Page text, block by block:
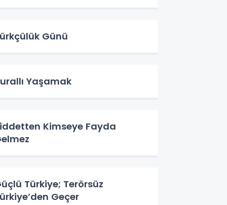
Günü
Yaşamak
Kimseye Fayda
Türkiye; Terörsüz
Geçer